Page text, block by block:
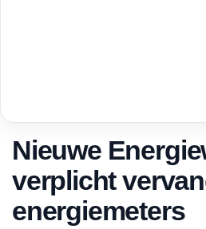
Nieuwe
verplicht
energiemeters